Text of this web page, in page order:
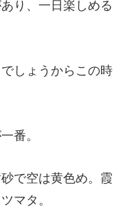
り、一日楽しめる
しょうからこの時
番。
で空は黄色め。霞
マタ。